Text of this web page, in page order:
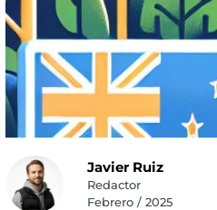
Javier Ruiz
Redactor
Febrero / 2025